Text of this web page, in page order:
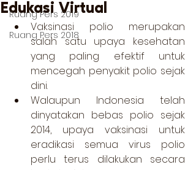
Ruang Pers 2019
Ruang Pers 2018
Edukasi Virtual
Vaksinasi polio merupakan
salah satu upaya kesehatan
yang paling efektif untuk
mencegah penyakit polio sejak
dini.
Walaupun Indonesia telah
dinyatakan bebas polio sejak
2014, upaya vaksinasi untuk
eradikasi semua virus polio
perlu terus dilakukan secara